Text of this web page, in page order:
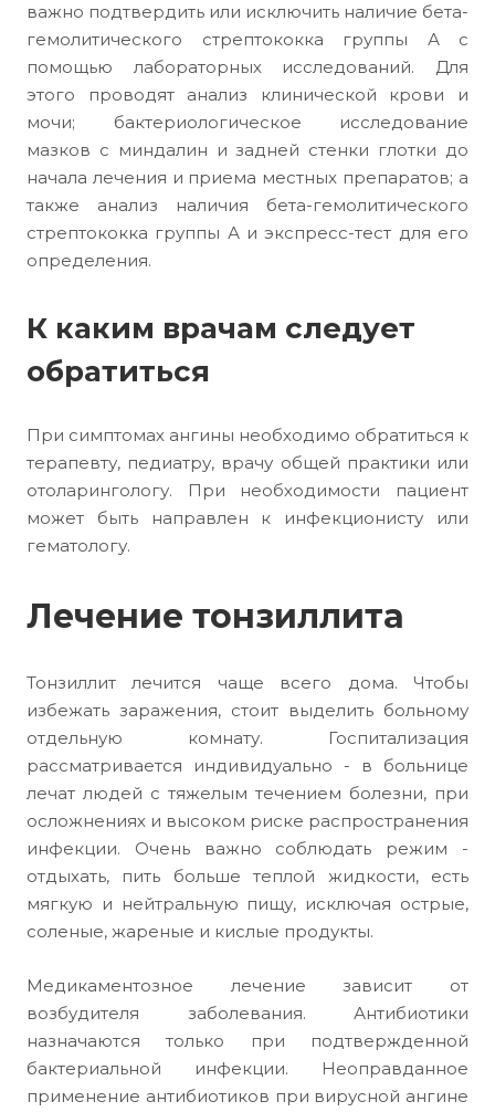
важно подтвердить или исключить наличие бета-
гемолитического стрептококка группы А с
помощью лабораторных исследований. Для
этого проводят анализ клинической крови и
мочи; бактериологическое исследование
мазков с миндалин и задней стенки глотки до
начала лечения и приема местных препаратов; а
также анализ наличия бета-гемолитического
стрептококка группы А и экспресс-тест для его
определения.
К каким врачам следует
обратиться
При симптомах ангины необходимо обратиться к
терапевту, педиатру, врачу общей практики или
отоларингологу. При необходимости пациент
может быть направлен к инфекционисту или
гематологу.
Лечение тонзиллита
Тонзиллит лечится чаще всего дома. Чтобы
избежать заражения, стоит выделить больному
отдельную комнату. Госпитализация
рассматривается индивидуально - в больнице
лечат людей с тяжелым течением болезни, при
осложнениях и высоком риске распространения
инфекции. Очень важно соблюдать режим -
отдыхать, пить больше теплой жидкости, есть
мягкую и нейтральную пищу, исключая острые,
соленые, жареные и кислые продукты.
Медикаментозное лечение зависит от
возбудителя заболевания. Антибиотики
назначаются только при подтвержденной
бактериальной инфекции. Неоправданное
применение антибиотиков при вирусной ангине